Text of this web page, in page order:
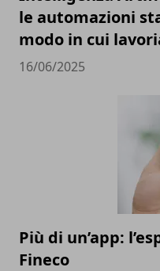
le automazioni
modo in cui
16/06/2025
Più di un’app:
Fineco